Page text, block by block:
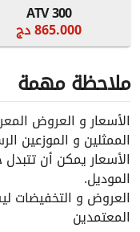
ATV 300
865.000 دج
ملاحظة مهمة
الأسعار و العروض
الممثلين و الموزعين
الأسعار يمكن أن
الموديل.
العروض و التخفيضات
المعتمدين